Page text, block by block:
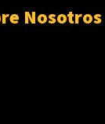
Nosotros